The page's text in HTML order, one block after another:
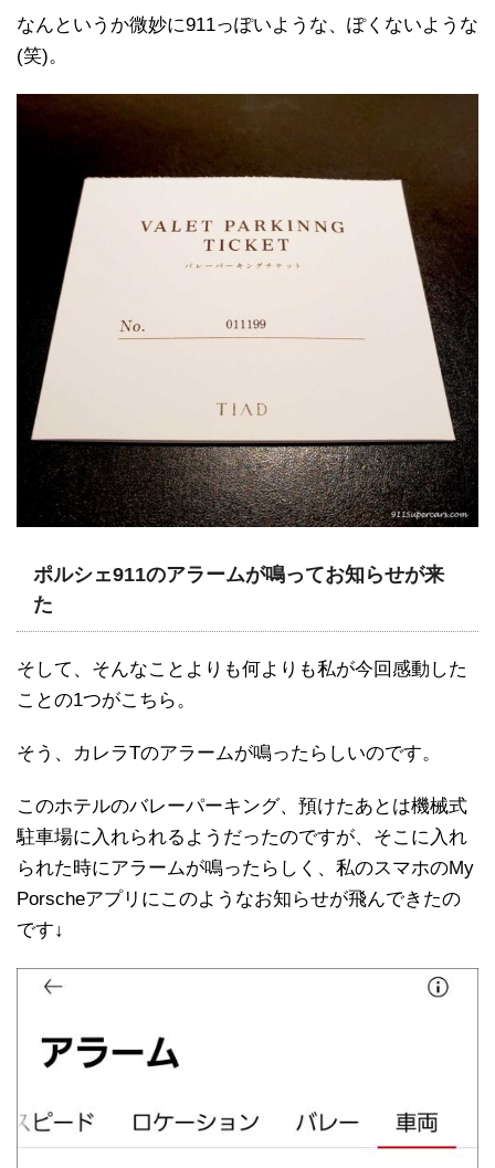
なんというか微妙に911っぽいような、ぽくないような
(笑)。
ポルシェ911のアラームが鳴ってお知らせが来
た
そして、そんなことよりも何よりも私が今回感動した
ことの1つがこちら。
そう、カレラTのアラームが鳴ったらしいのです。
このホテルのバレーパーキング、預けたあとは機械式
駐車場に入れられるようだったのですが、そこに入れ
られた時にアラームが鳴ったらしく、私のスマホのMy
Porscheアプリにこのようなお知らせが飛んできたの
です↓